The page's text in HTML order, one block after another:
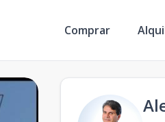
Comprar